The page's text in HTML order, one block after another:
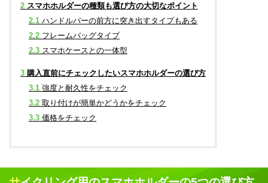
2 スマホホルダーの種類も選び方の大切なポイント
2.1 ハンドルバーの前方に突き出すタイプもある
2.2 フレームバッグタイプ
2.3 スマホケースとの一体型
3 購入直前にチェックしたいスマホホルダーの選び方
3.1 強度と耐久性をチェック
3.2 取り付けが簡単かどうかをチェック
3.3 価格をチェック